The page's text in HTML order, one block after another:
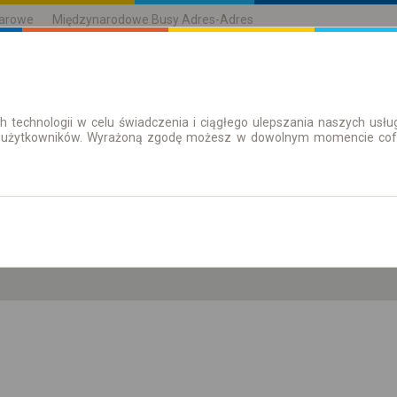
Międzynarodowe Busy Adres-Adres
| Bilety Bilety okresowe
technologii w celu świadczenia i ciągłego ulepszania naszych
Wyrażoną zgodę możesz w dowolnym momencie